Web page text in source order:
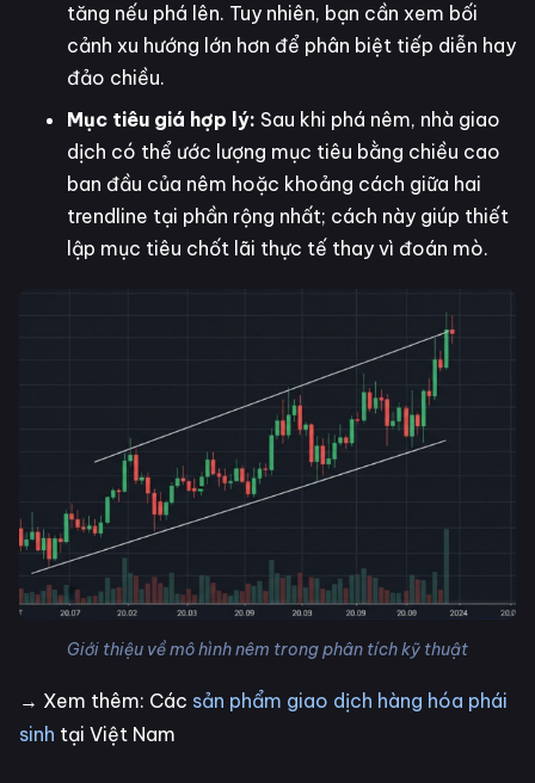
tăng nếu phá lên. Tuy nhiên, bạn cần xem bối
cảnh xu hướng lớn hơn để phân biệt tiếp diễn hay
đảo chiều.
Mục tiêu giá hợp lý: Sau khi phá nêm, nhà giao
dịch có thể ước lượng mục tiêu bằng chiều cao
ban đầu của nêm hoặc khoảng cách giữa hai
trendline tại phần rộng nhất; cách này giúp thiết
lập mục tiêu chốt lãi thực tế thay vì đoán mò.
Giới thiệu về mô hình nêm trong phân tích kỹ thuật
→ Xem thêm: Các sản phẩm giao dịch hàng hóa phái
sinh tại Việt Nam